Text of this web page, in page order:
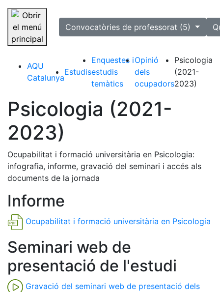
Saltar la navegació
selectedConvocatòries de professorat (5)
AQU
Catalunya
Estudis
Enquestes i
estudis
temàtics
Opinió
dels
ocupadors
Psicologia
(2021-
2023)
Psicologia (2021-
2023)
Ocupabilitat i formació universitària en Psicologia:
infografia, informe, gravació del seminari i accés als
documents de la jornada
Informe
Ocupabilitat i formació universitària en Psicologia
Seminari web de
presentació de l'estudi
Gravació del seminari web de presentació dels